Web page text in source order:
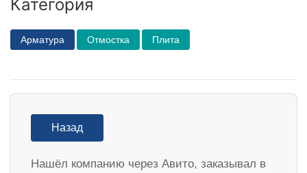
Категория
Арматура Отмостка Плита
Назад
Нашёл компанию через Авито, заказывал в